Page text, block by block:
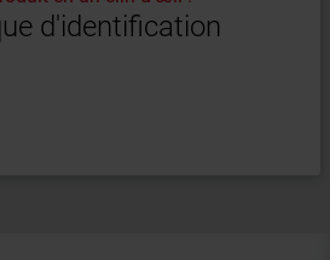
d'identification